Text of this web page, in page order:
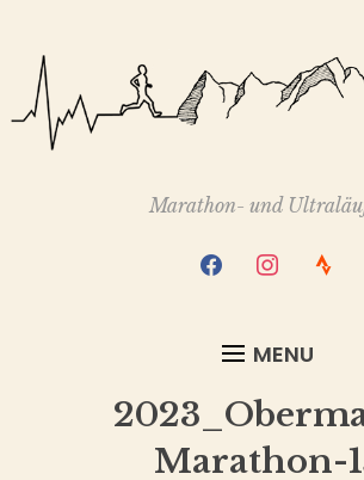
Marathon- und
facebookinstagram
strava
MENU
Marathon-